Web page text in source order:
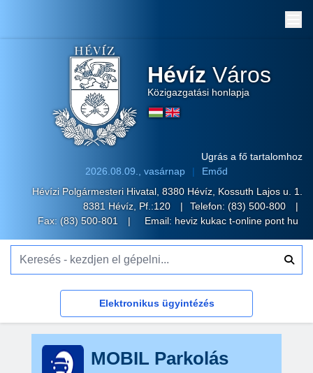
Hévíz Város
Közigazgatási honlapja
Ugrás a fő tartalomhoz
2026.08.09., vasárnap
Emőd
Hévízi Polgármesteri Hivatal, 8380 Hévíz, Kossuth Lajos u. 1.
8381 Hévíz, Pf.:120
Telefon: (83) 500-800
Fax: (83) 500-801
Email: heviz kukac t-online pont hu
Elektronikus ügyintézés
MOBIL Parkolás